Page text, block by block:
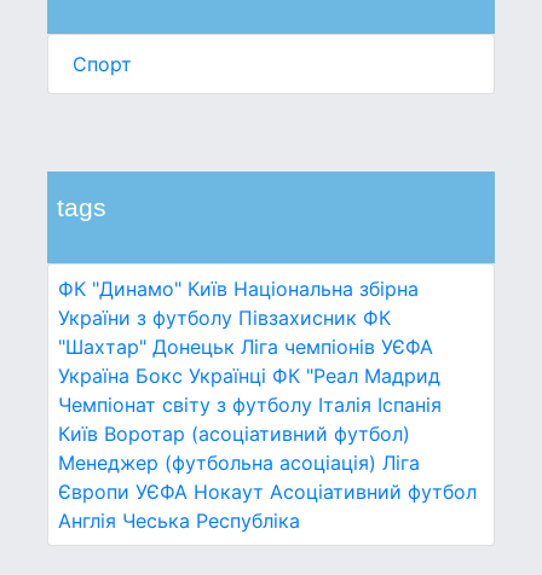
Спорт
tags
ФК "Динамо" Київ Національна збірна
України з футболу Півзахисник ФК
"Шахтар" Донецьк Ліга чемпіонів УЄФА
Україна Бокс Українці ФК "Реал Мадрид
Чемпіонат світу з футболу Італія Іспанія
Київ Воротар (асоціативний футбол)
Менеджер (футбольна асоціація) Ліга
Європи УЄФА Нокаут Асоціативний футбол
Англія Чеська Республіка